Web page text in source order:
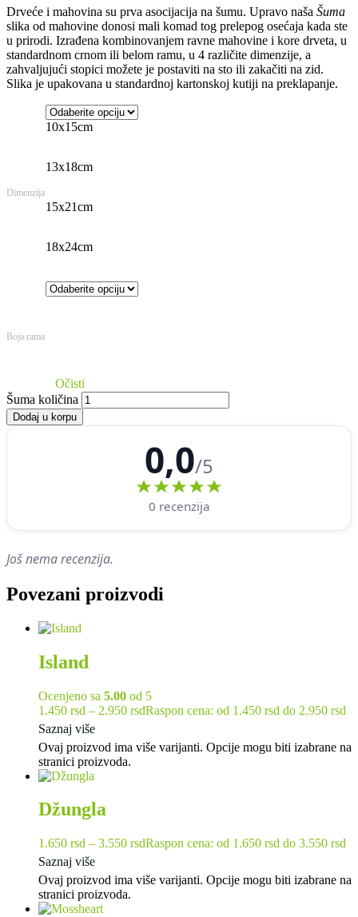
Drveće i mahovina su prva asocijacija na šumu. Upravo naša Šuma
slika od mahovine donosi mali komad tog prelepog osećaja kada ste
u prirodi. Izrađena kombinovanjem ravne mahovine i kore drveta, u
standardnom crnom ili belom ramu, u 4 različite dimenzije, a
zahvaljujući stopici možete je postaviti na sto ili zakačiti na zid.
Slika je upakovana u standardnoj kartonskoj kutiji na preklapanje.
Dimenzija
10x15cm
13x18cm
15x21cm
18x24cm
Boja rama
Očisti
Šuma količina
Dodaj u korpu
0,0/5
0 recenzija
Još nema recenzija.
Povezani proizvodi
Island
Ocenjeno sa 5.00 od 5
1.450 rsd – 2.950 rsdRaspon cena: od 1.450 rsd do 2.950 rsd
Saznaj više
Ovaj proizvod ima više varijanti. Opcije mogu biti izabrane na
stranici proizvoda.
Džungla
1.650 rsd – 3.550 rsdRaspon cena: od 1.650 rsd do 3.550 rsd
Saznaj više
Ovaj proizvod ima više varijanti. Opcije mogu biti izabrane na
stranici proizvoda.